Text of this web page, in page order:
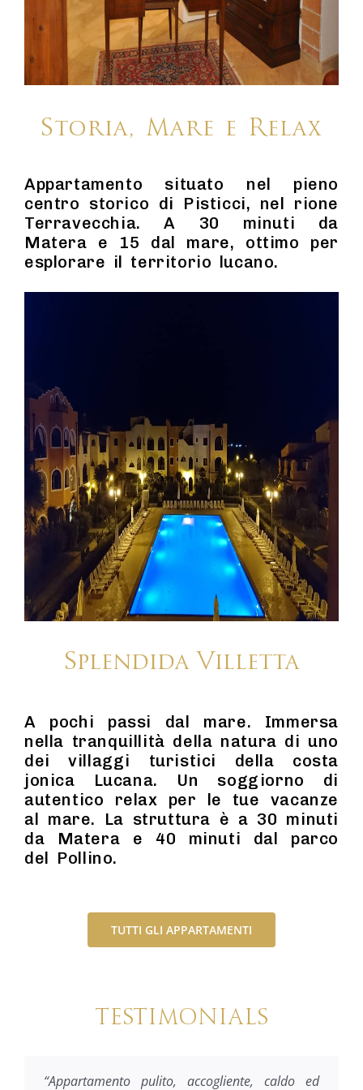
Storia, Mare e Relax
Appartamento situato nel pieno
centro storico di Pisticci, nel rione
Terravecchia. A 30 minuti da
Matera e 15 dal mare, ottimo per
esplorare il territorio lucano.
Splendida Villetta
A pochi passi dal mare. Immersa
nella tranquillità della natura di uno
dei villaggi turistici della costa
jonica Lucana. Un soggiorno di
autentico relax per le tue vacanze
al mare. La struttura è a 30 minuti
da Matera e 40 minuti dal parco
del Pollino.
TUTTI GLI APPARTAMENTI
TESTIMONIALS
“Appartamento pulito, accogliente, caldo ed
“La casa è molto pulita accogliente,
“Abbiamo apprezzato la vostra presenza, nell’
“Ci è piaciuto tutto. Dalla straordinaria cortesia